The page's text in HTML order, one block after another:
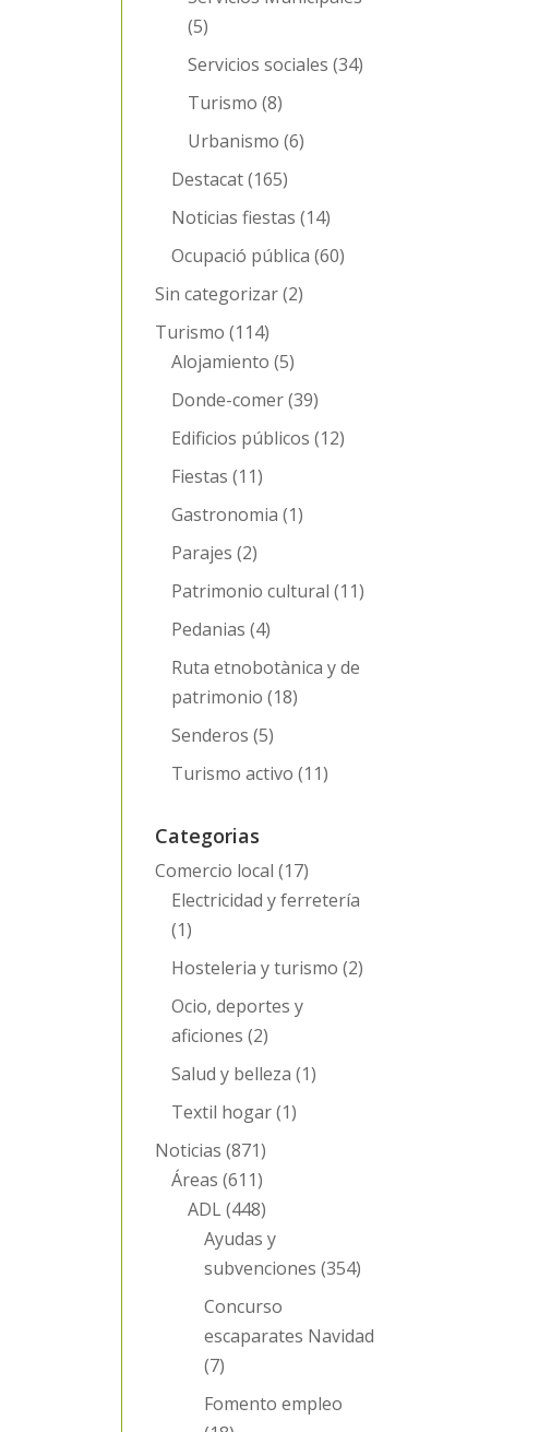
(5)
Servicios sociales (34)
Turismo (8)
Urbanismo (6)
Destacat(165)
Noticias fiestas (14)
Ocupació pública (60)
Sin categorizar(2)
Turismo (114)
Alojamiento (5)
Donde-comer(39)
Edificios públicos (12)
Fiestas (11)
Gastronomia (1)
Parajes (2)
Patrimonio cultural (11)
Pedanias (4)
Ruta etnobotànica y de
patrimonio (18)
Senderos (5)
Turismo activo (11)
Categorias
Comercio local (17)
Electricidad y ferretería
(1)
Hosteleria y turismo (2)
Ocio, deportes y
aficiones (2)
Salud y belleza (1)
Textil hogar(1)
Noticias (871)
Áreas (611)
ADL(448)
Ayudas y
subvenciones (354)
Concurso
escaparates Navidad
(7)
Fomento empleo